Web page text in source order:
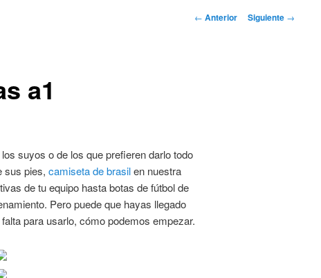
Navegación
← Anterior Siguiente →
a1
suyos o de los que prefieren darlo todo
sus pies, camiseta de brasilen nuestra
de tu equipo hasta botas de fútbol de
Pero puede que hayas llegado
para usarlo, cómo podemos empezar.